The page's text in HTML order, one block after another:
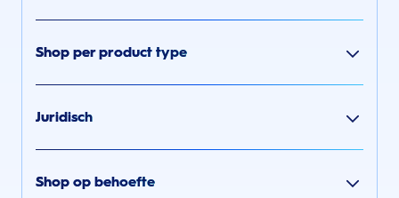
Shop per product type
Juridisch
Shop op behoefte